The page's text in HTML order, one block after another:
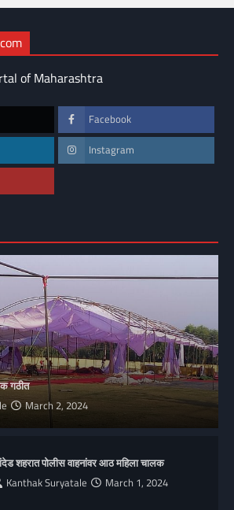
of Maharashtra
Facebook
Instagram
गठीत
March 2, 2024
शहरात पोलीस वाहनांवर आठ महिला चालक
Kanthak Suryatale March 1, 2024